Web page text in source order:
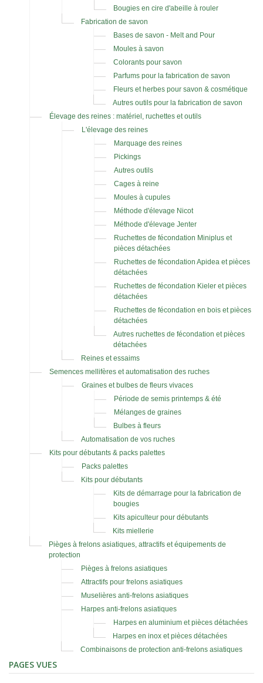
Bougies en cire d'abeille à rouler
Fabrication de savon
Bases de savon - Melt and Pour
Moules à savon
Colorants pour savon
Parfums pour la fabrication de savon
Fleurs et herbes pour savon & cosmétique
Autres outils pour la fabrication de savon
Élevage des reines : matériel, ruchettes et outils
L'élevage des reines
Marquage des reines
Pickings
Autres outils
Cages à reine
Moules à cupules
Méthode d'élevage Nicot
Méthode d'élevage Jenter
Ruchettes de fécondation Miniplus et
pièces détachées
Ruchettes de fécondation Apidea et pièces
détachées
Ruchettes de fécondation Kieler et pièces
détachées
Ruchettes de fécondation en bois et pièces
détachées
Autres ruchettes de fécondation et pièces
détachées
Reines et essaims
Semences mellifères et automatisation des ruches
Graines et bulbes de fleurs vivaces
Période de semis printemps & été
Mélanges de graines
Bulbes à fleurs
Automatisation de vos ruches
Kits pour débutants & packs palettes
Packs palettes
Kits pour débutants
Kits de démarrage pour la fabrication de
bougies
Kits apiculteur pour débutants
Kits miellerie
Pièges à frelons asiatiques, attractifs et équipements de
protection
Pièges à frelons asiatiques
Attractifs pour frelons asiatiques
Muselières anti-frelons asiatiques
Harpes anti-frelons asiatiques
Harpes en aluminium et pièces détachées
Harpes en inox et pièces détachées
Combinaisons de protection anti-frelons asiatiques
PAGES VUES